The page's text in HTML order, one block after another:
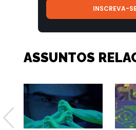
ASSUNTOS